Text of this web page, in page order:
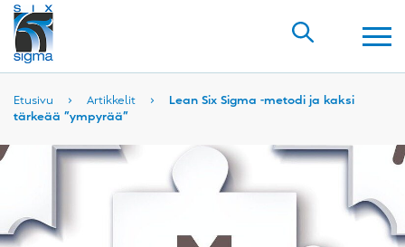
Etusivu › Artikkelit ›
Lean Six Sigma -metodi ja kaksi
tärkeää ”ympyrää”